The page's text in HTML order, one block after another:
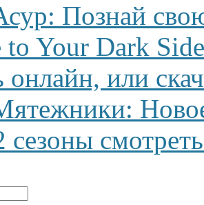
Познай
to Your Dark
онлайн, или